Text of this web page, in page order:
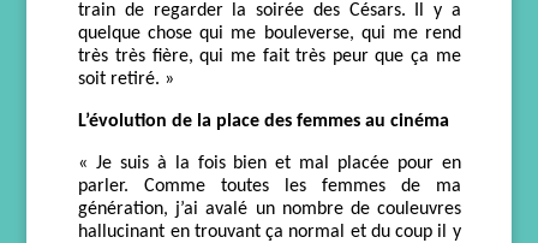
train de regarder la soirée des Césars.
y a
quelque chose qui me bouleverse, qui me rend
très très fière, qui me fait très peur que ça me
soit retiré. »
L’évolution de la place des femmesau cinéma
«Je suis à la fois bienet mal placée pour en
parler. Comme toutes les femmes de ma
génération, j’ai avalé un nombre de couleuvres
hallucinant en trouvant ça normal et du coup il y